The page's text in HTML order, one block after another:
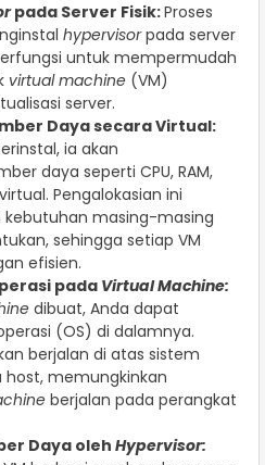
pada Server Fisik:Proses
hypervisorpada server
untuk mempermudah
virtual machine (VM)
server.
Daya secara Virtual:
ia akan
daya seperti CPU, RAM,
Pengalokasian ini
kebutuhan masing-masing
sehingga setiap VM
efisien.
padaVirtual Machine:
dibuat, Anda dapat
(OS) di dalamnya.
berjalan di atas sistem
memungkinkan
berjalan pada perangkat
Daya oleh Hypervisor: